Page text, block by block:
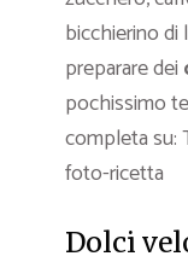
bicchierino di
preparare dei
pochissimo
completa su:
foto-ricetta
Dolci